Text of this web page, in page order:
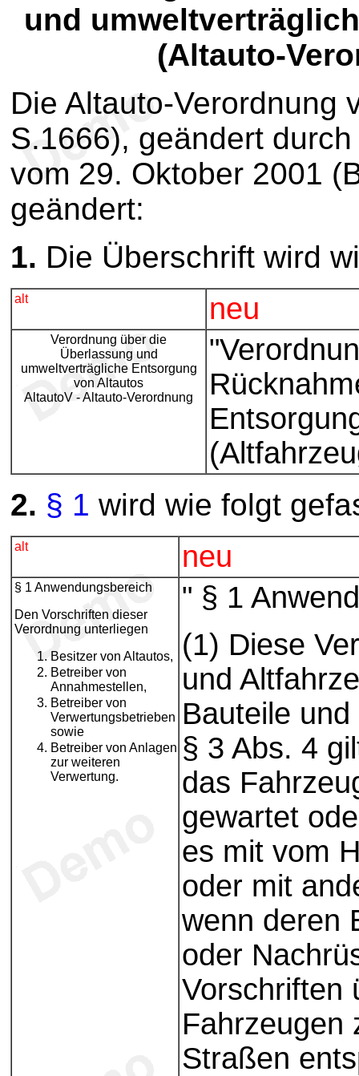
und
(Altauto-
Die Altauto-Verordnung
S.1666), geändert
vom 29. Oktober 2001
geändert:
1. Die Überschrift wird
alt neu
Verordnung über die
Überlassung und
umweltverträgliche Entsorgung
von Altautos
AltautoV - Altauto-Verordnung
2. § 1 wird wie folgt
alt neu
§ 1 Anwendungsbereich
Den Vorschriften dieser
Verordnung unterliegen
Besitzer von Altautos,
Betreiber von
Annahmestellen,
Betreiber von
Verwertungsbetrieben
sowie
Betreiber von Anlagen
zur weiteren
Verwertung.
" § 1
(1) Diese
und
Bauteile
§ 3 Abs. 4
das
gewartet
es mit vom
oder mit
wenn deren
oder
Vorschriften
Fahrzeugen
Straßen